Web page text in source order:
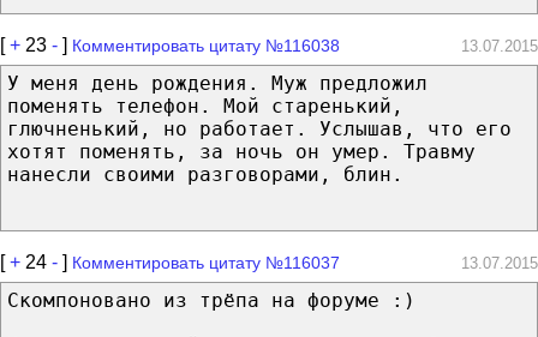
[+ 23 - ] Комментировать цитату №116038 13.07.2015
У меня день рождения. Муж предложил
поменять телефон. Мой старенький,
глючненький, но работает. Услышав, что его
хотят поменять, за ночь он умер. Травму
нанесли своими разговорами, блин.
[+ 24 - ] Комментировать цитату №116037 13.07.2015
Скомпоновано из трёпа на форуме :)